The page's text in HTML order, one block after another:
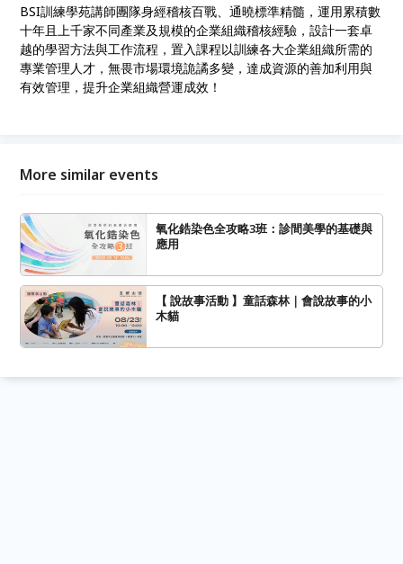
BSI訓練學苑講師團隊身經稽核百戰、通曉標準精髓，運用累積數
十年且上千家不同產業及規模的企業組織稽核經驗，設計一套卓
越的學習方法與工作流程，置入課程以訓練各大企業組織所需的
專業管理人才，無畏市場環境詭譎多變，達成資源的善加利用與
有效管理，提升企業組織營運成效！
More similar events
氧化鋯染色全攻略3班：診間美學的基礎與
應用
【 說故事活動 】童話森林｜會說故事的小
木貓